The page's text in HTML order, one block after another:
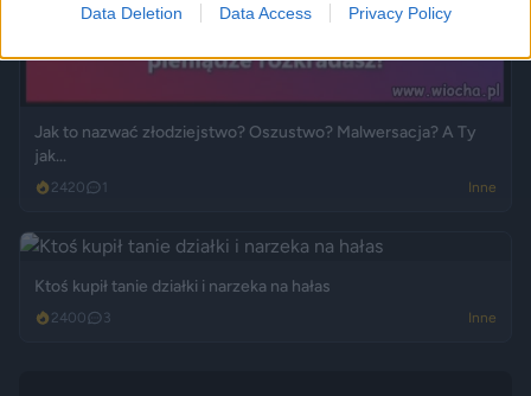
Data Deletion Data Access Privacy Policy
Jak to nazwać złodziejstwo? Oszustwo? Malwersacja? A Ty
jak...
2420 1 Inne
Ktoś kupił tanie działki i narzeka na hałas
2400 3 Inne